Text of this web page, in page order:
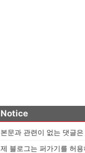
Notice
본문과 관련이 없는 댓글
제 블로그는 퍼가기를 허